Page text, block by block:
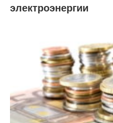
электроэнергии